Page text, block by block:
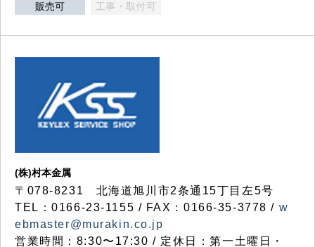
販売可 工事・取付可
(株)村本金属
〒078-8231 北海道旭川市2条通15丁目左5号
TEL：0166-23-1155 / FAX：0166-35-3778 / w
ebmaster@murakin.co.jp
営業時間：8:30〜17:30 / 定休日：第一土曜日・